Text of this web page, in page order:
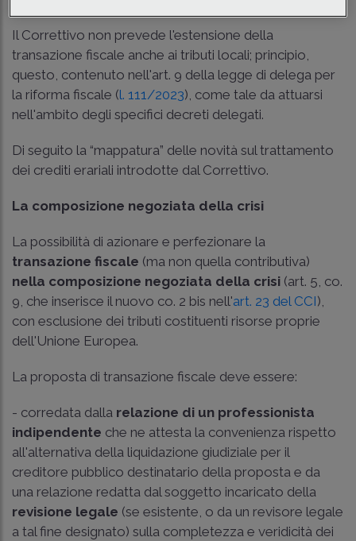
Il Correttivo non prevede l'estensione della
transazione fiscale anche ai tributi locali; principio,
questo, contenuto nell'art. 9 della legge di delega per
la riforma fiscale (l. 111/2023), come tale da attuarsi
nell'ambito degli specifici decreti delegati.
Di seguito la “mappatura” delle novità sul trattamento
dei crediti erariali introdotte dal Correttivo.
La composizione negoziata della crisi
La possibilità di azionare e perfezionare la
transazione fiscale (ma non quella contributiva)
nella composizione negoziata della crisi (art. 5, co.
9, che inserisce il nuovo co. 2 bis nell'art. 23 del CCI),
con esclusione dei tributi costituenti risorse proprie
dell'Unione Europea.
La proposta di transazione fiscale deve essere:
- corredata dalla relazione di un professionista
indipendente che ne attesta la convenienza rispetto
all'alternativa della liquidazione giudiziale per il
creditore pubblico destinatario della proposta e da
una relazione redatta dal soggetto incaricato della
revisione legale (se esistente, o da un revisore legale
a tal fine designato) sulla completezza e veridicità dei